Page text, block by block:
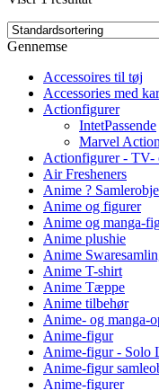
Gennemse
Accessoires til tøj
Accessories med
Actionfigurer
IntetPassende
Marvel
Actionfigurer - TV-
Air Fresheners
Anime ?
Anime og figurer
Anime og manga-
Anime plushie
Anime
Anime T-shirt
Anime Tæppe
Anime tilbehør
Anime- og manga-
Anime-figur
Anime-figur - Solo
Anime-figur
Anime-figurer